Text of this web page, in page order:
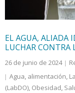
EL AGUA, ALIADA
LUCHAR CONTRA
26 de junio de 2024
Agua, alimentación,
(LabDO), Obesidad,